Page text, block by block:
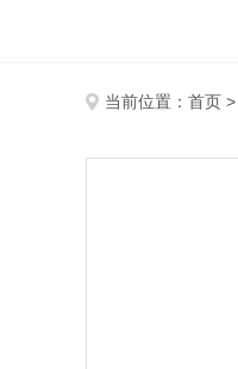
当前位置： 首页 >